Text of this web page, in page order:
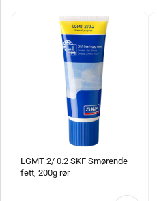
LGMT 2/ 0.2 SKF Smørende
fett, 200g rør